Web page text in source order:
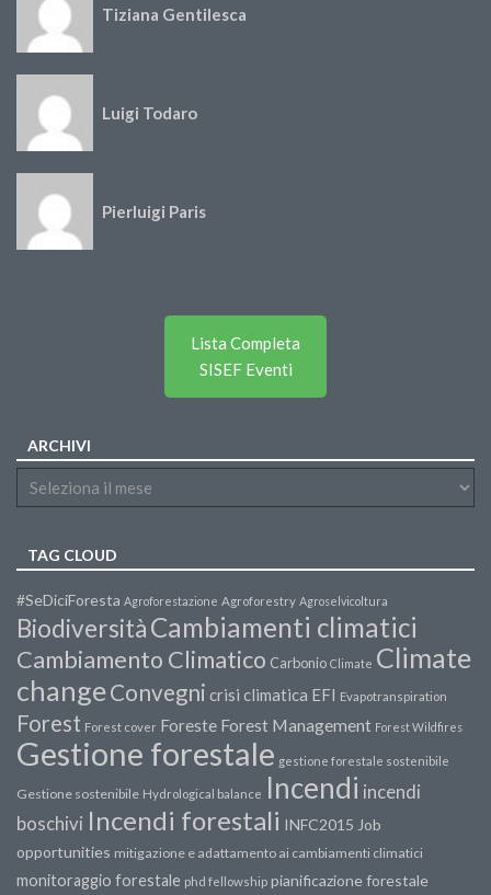
Tiziana Gentilesca
Luigi Todaro
Pierluigi Paris
Lista Completa
SISEF Eventi
ARCHIVI
TAG CLOUD
#SeDiciForesta Agroforestazione Agroforestry Agroselvicoltura
BiodiversitàCambiamenti climatici
Cambiamento Climatico Carbonio Climate Climate
changeConvegni crisi climatica EFI Evapotranspiration
Forest Forest cover Foreste Forest Management Forest Wildfires
Gestione forestale gestione forestale sostenibile
Gestione sostenibile Hydrological balance Incendi incendi
boschivi Incendi forestali INFC2015 Job
opportunities mitigazione e adattamento ai cambiamenti climatici
monitoraggio forestale phd fellowship pianificazione forestale